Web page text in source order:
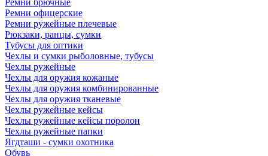
Ремни брючные
Ремни офицерские
Ремни ружейные плечевые
Рюкзаки, ранцы, сумки
Тубусы для оптики
Чехлы и сумки рыболовные, тубусы
Чехлы ружейные
Чехлы для оружия кожаные
Чехлы для оружия комбинированные
Чехлы для оружия тканевые
Чехлы ружейные кейсы
Чехлы ружейные кейсы поролон
Чехлы ружейные папки
Ягдташи - сумки охотника
Обувь